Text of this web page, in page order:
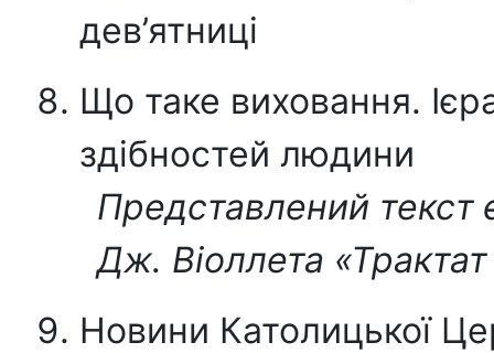
дев’ятниці
Що таке виховання.
здібностей людини
Представлений текст
Дж. Віоллета
Новини Католицької